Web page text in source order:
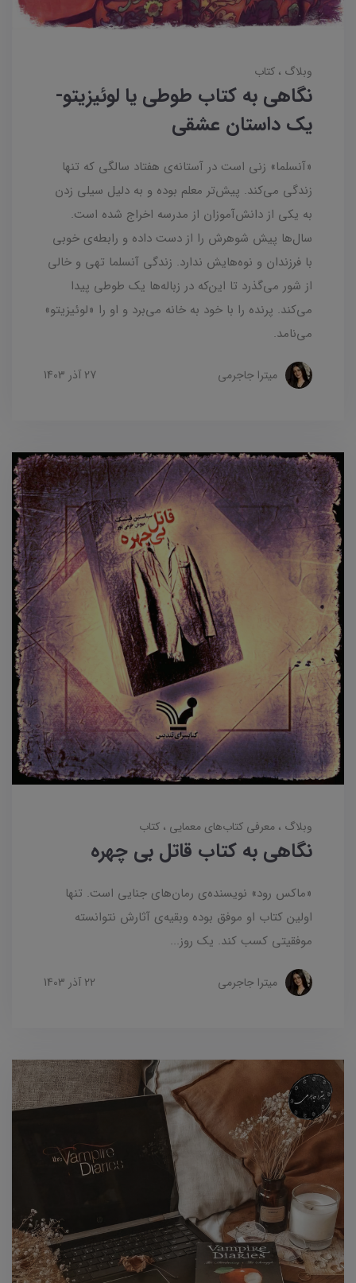
وبلاگ کتاب
نگاهی به کتاب طوطی یا لوئیزیتو-
یک داستان عشقی
«آنسلما» زنی است در آستانه‌ی هفتاد سالگی که تنها
زندگی می‌کند. پیش‌تر معلم بوده و به دلیل سیلی زدن
به یکی از دانش‌آموزان از مدرسه اخراج شده است.
سال‌ها پیش شوهرش را از دست داده و رابطه‌ی خوبی
با فرزندان و نوه‌هایش ندارد. زندگی آنسلما تهی و خالی
از شور می‌گذرد تا این‌که در زباله‌ها یک طوطی پیدا
می‌کند. پرنده را با خود به خانه می‌برد و او را «لوئیزیتو»
می‌نامد.
میترا جاجرمی 27 آذر 1403
وبلاگ معرفی کتاب‌های معمایی کتاب
نگاهی به کتاب قاتل بی چهره
«ماکس رود» نویسنده‌ی رمان‌های جنایی است. تنها
اولین کتاب او موفق بوده وبقیه‌ی آثارش نتوانسته
موفقیتی کسب کند. یک روز...
میترا جاجرمی 22 آذر 1403